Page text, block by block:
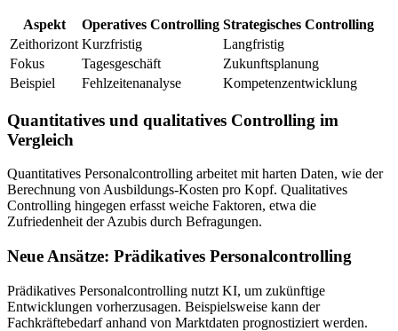
Aspekt Operatives Controlling Strategisches Controlling
Zeithorizont Kurzfristig
Langfristig
Fokus
Tagesgeschäft
Zukunftsplanung
Beispiel
Fehlzeitenanalyse Kompetenzentwicklung
Quantitatives und qualitatives Controlling im
Vergleich
Quantitatives Personalcontrolling arbeitet mit harten Daten, wie der
Berechnung von Ausbildungs-Kosten pro Kopf. Qualitatives
Controlling hingegen erfasst weiche Faktoren, etwa die
Zufriedenheit der Azubis durch Befragungen.
Neue Ansätze: Prädikatives Personalcontrolling
Prädikatives Personalcontrolling nutzt KI, um zukünftige
Entwicklungen vorherzusagen. Beispielsweise kann der
Fachkräftebedarf anhand von Marktdaten prognostiziert werden.